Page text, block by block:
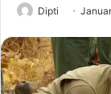
Dipti